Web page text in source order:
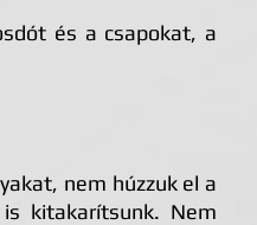
és a csapokat, a
nem húzzuk el a
kitakarítsunk. Nem